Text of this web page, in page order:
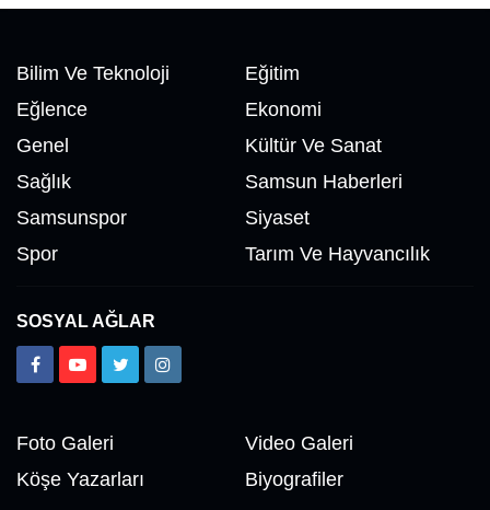
Bilim Ve Teknoloji
Eğitim
Eğlence
Ekonomi
Genel
Kültür Ve Sanat
Sağlık
Samsun Haberleri
Samsunspor
Siyaset
Spor
Tarım Ve Hayvancılık
SOSYAL AĞLAR
Foto Galeri
Video Galeri
Köşe Yazarları
Biyografiler